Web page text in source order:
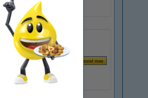
W2071A